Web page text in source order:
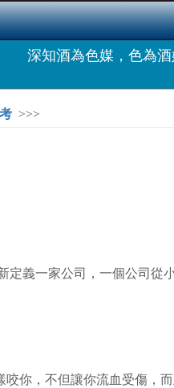
深知酒為色媒，色為酒
>>>
義一家公司，一個公司從
你，不但讓你流血受傷，